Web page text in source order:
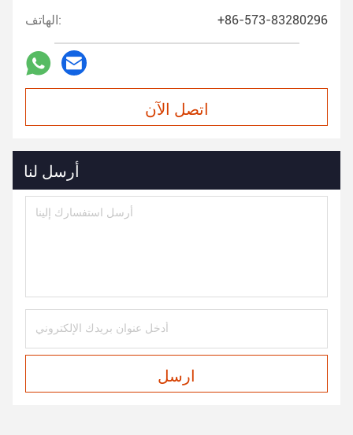
الهاتف: +86-573-83280296
اتصل الآن
أرسل لنا
ارسل